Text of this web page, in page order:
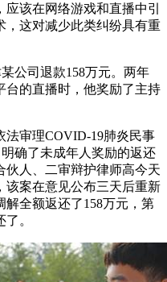
该在网络游戏和直播中引
，这对减少此类纠纷具有重
公司退款158万元。两年
台的直播时，他奖励了主持
法审理COVID-19肺炎民事
确了未成年人奖励的返还
伙人、二审辩护律师高今天
该案在意见公布三天后重新
全额返还了158万元，第
。